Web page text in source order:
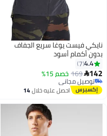
2
نايكي فيست يوغا سريع الجفاف
بدون أكمام أسود
4.4
7
142
169 خصم 15%
توصيل مجاني
توصيل مجانياحصل عليه خلال14